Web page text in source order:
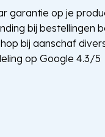
garantie op je
bij bestellingen
bij aanschaf
op Google 4.3/5